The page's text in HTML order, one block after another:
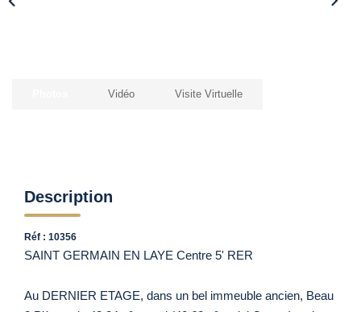
EN
Vidéo Visite Virtuelle
Description
Réf : 10356
SAINT GERMAIN EN LAYE Centre 5' RER
Au DERNIER ETAGE, dans un bel immeuble ancien, Beau